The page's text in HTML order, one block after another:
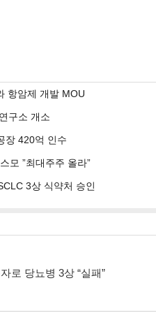
항암제 개발 MOU
구소 개소
장 420억 인수
모 ”최대주주 올라”
3상 식약처 승인
로 당뇨병 3상 “실패”